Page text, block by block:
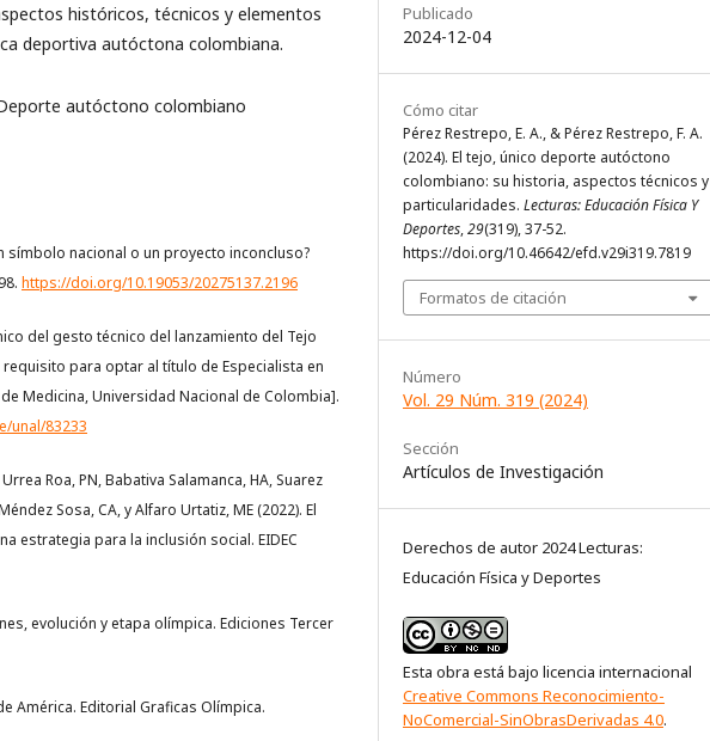
históricos, técnicos y elementos
deportiva autóctona colombiana.
autóctono colombiano
símbolo nacional o un proyecto inconcluso?
https://doi.org/10.19053/20275137.2196
del gesto técnico del lanzamiento del Tejo
para optar al título de Especialista en
Medicina, Universidad Nacional de Colombia].
unal/83233
Roa, PN, Babativa Salamanca, HA, Suarez
Sosa, CA, y Alfaro Urtatiz, ME (2022). El
estrategia para la inclusión social. EIDEC
evolución y etapa olímpica. Ediciones Tercer
América. Editorial Graficas Olímpica.
Publicado
2024-12-04
Cómo citar
Pérez Restrepo, E. A., & Pérez Restrepo, F. A.
(2024). El tejo, único deporte autóctono
colombiano: su historia, aspectos técnicos y
particularidades. Lecturas: Educación Física Y
Deportes,29(319), 37-52.
https://doi.org/10.46642/efd.v29i319.7819
Formatos de citación
Número
Vol. 29 Núm. 319 (2024)
Sección
Artículos de Investigación
Derechos de autor 2024 Lecturas:
Educación Física y Deportes
Esta obra está bajo licencia internacional
Creative Commons Reconocimiento-
NoComercial-SinObrasDerivadas 4.0.